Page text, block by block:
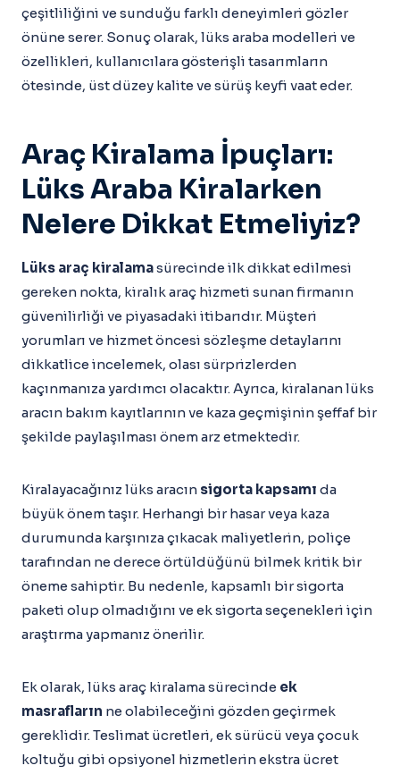
çeşitliliğini ve sunduğu farklı deneyimleri gözler
önüne serer. Sonuç olarak, lüks araba modelleri ve
özellikleri, kullanıcılara gösterişli tasarımların
ötesinde, üst düzey kalite ve sürüş keyfi vaat eder.
Araç Kiralama İpuçları:
Lüks Araba Kiralarken
Nelere Dikkat Etmeliyiz?
Lüks araç kiralamasürecinde ilk dikkat edilmesi
gereken nokta, kiralık araç hizmeti sunan firmanın
güvenilirliği ve piyasadaki itibarıdır. Müşteri
yorumları ve hizmet öncesi sözleşme detaylarını
dikkatlice incelemek, olası sürprizlerden
kaçınmanıza yardımcı olacaktır. Ayrıca, kiralanan lüks
aracın bakım kayıtlarının ve kaza geçmişinin şeffaf bir
şekilde paylaşılması önem arz etmektedir.
Kiralayacağınız lüks aracın sigorta kapsamı da
büyük önem taşır. Herhangi bir hasar veya kaza
durumunda karşınıza çıkacak maliyetlerin, poliçe
tarafından ne derece örtüldüğünü bilmek kritik bir
öneme sahiptir. Bu nedenle, kapsamlı bir sigorta
paketi olup olmadığını ve ek sigorta seçenekleri için
araştırma yapmanız önerilir.
Ek olarak, lüks araç kiralama sürecinde ek
masrafların ne olabileceğini gözden geçirmek
gereklidir. Teslimat ücretleri, ek sürücü veya çocuk
koltuğu gibi opsiyonel hizmetlerin ekstra ücret